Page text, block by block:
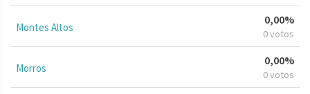
Montes Altos
0,00%
0 votos
Morros
0,00%
0 votos